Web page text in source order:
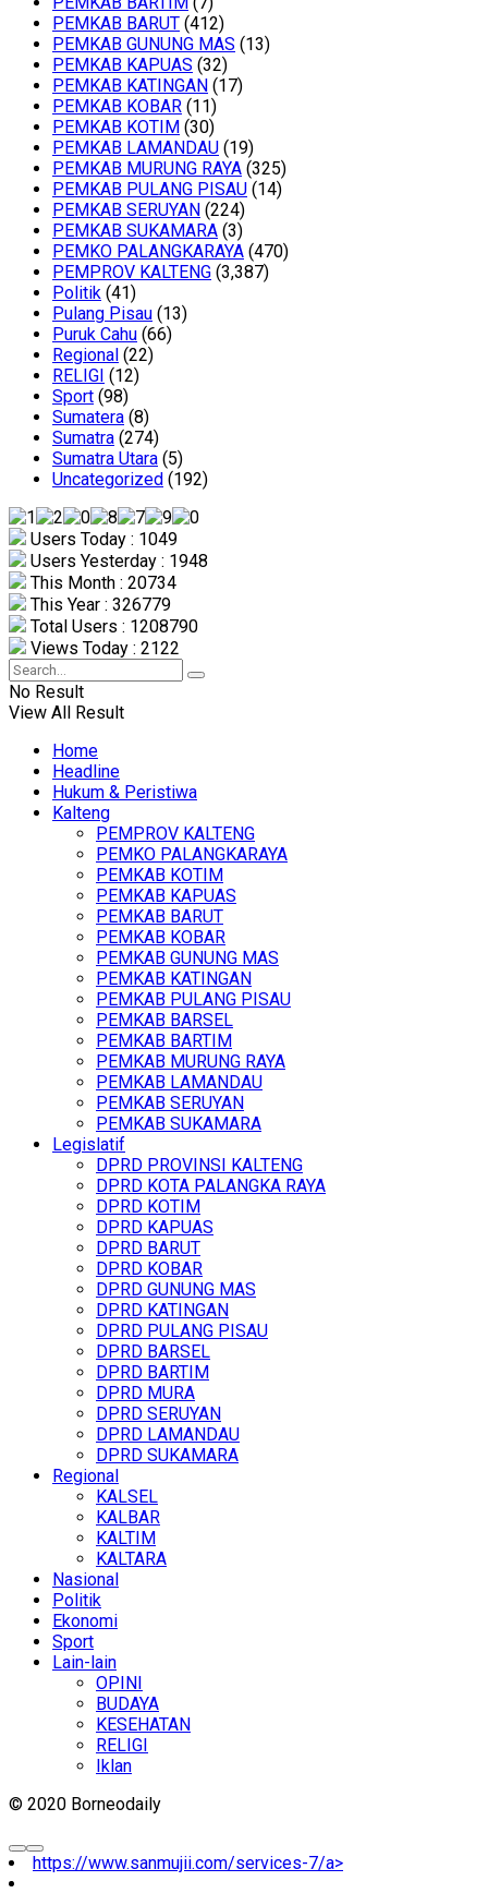
PEMKAB BARUT (412)
PEMKAB GUNUNG MAS (13)
PEMKAB KAPUAS (32)
PEMKAB KATINGAN (17)
PEMKAB KOBAR (11)
PEMKAB KOTIM (30)
PEMKAB LAMANDAU (19)
PEMKAB MURUNG RAYA (325)
PEMKAB PULANG PISAU (14)
PEMKAB SERUYAN (224)
PEMKAB SUKAMARA (3)
PEMKO PALANGKARAYA (470)
PEMPROV KALTENG (3,387)
Politik (41)
Pulang Pisau (13)
Puruk Cahu (66)
Regional (22)
RELIGI (12)
Sport (98)
Sumatera (8)
Sumatra (274)
Sumatra Utara (5)
Uncategorized (192)
Users Today : 1049
Users Yesterday : 1948
This Month : 20734
This Year : 326779
Total Users : 1208790
Views Today : 2122
No Result
View All Result
Home
Headline
Hukum & Peristiwa
Kalteng
PEMPROV KALTENG
PEMKO PALANGKARAYA
PEMKAB KOTIM
PEMKAB KAPUAS
PEMKAB BARUT
PEMKAB KOBAR
PEMKAB GUNUNG MAS
PEMKAB KATINGAN
PEMKAB PULANG PISAU
PEMKAB BARSEL
PEMKAB BARTIM
PEMKAB MURUNG RAYA
PEMKAB LAMANDAU
PEMKAB SERUYAN
PEMKAB SUKAMARA
Legislatif
DPRD PROVINSI KALTENG
DPRD KOTA PALANGKA RAYA
DPRD KOTIM
DPRD KAPUAS
DPRD BARUT
DPRD KOBAR
DPRD GUNUNG MAS
DPRD KATINGAN
DPRD PULANG PISAU
DPRD BARSEL
DPRD BARTIM
DPRD MURA
DPRD SERUYAN
DPRD LAMANDAU
DPRD SUKAMARA
Regional
KALSEL
KALBAR
KALTIM
KALTARA
Nasional
Politik
Ekonomi
Sport
Lain-lain
OPINI
BUDAYA
KESEHATAN
RELIGI
Iklan
© 2020 Borneodaily
https://www.sanmujii.com/services-7/a>